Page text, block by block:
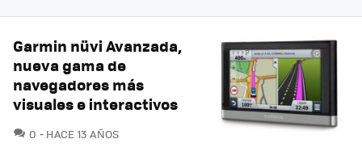
Garmin nüvi Avanzada,
nueva gama de
navegadores más
visuales e interactivos
0 COMENTARIOS
HACE 13 AÑOS